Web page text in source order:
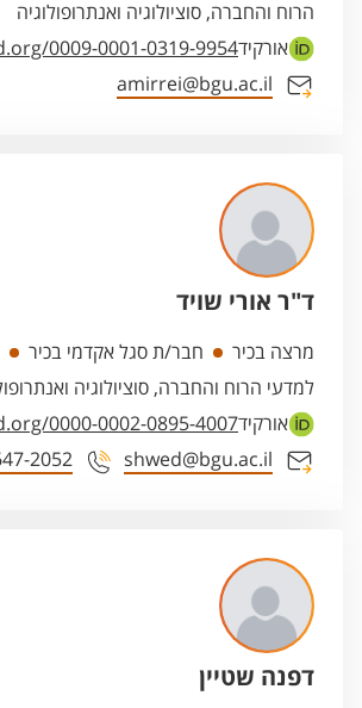
הרוח והחברה, סוציולוגיה ואנתרופולוגיה
אורקיד0009-0001-0319-9954
amirrei@bgu.ac.il
ד"ר אורי שויד
מרצה בכיר חבר/ת סגל אקדמי בכיר
למדעי הרוח והחברה, סוציולוגיה
אורקיד0000-0002-0895-4007
shwed@bgu.ac.il
2052
דפנה שטיין